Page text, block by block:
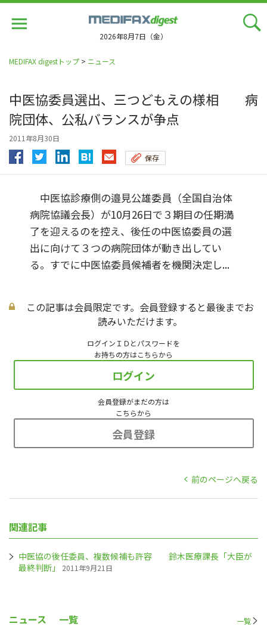
2026年8月7日（金）
MEDIFAX digestトップ > ニュース
中医協委員選出、三つどもえの様相 病
院団体、公私バランスが争点
2011年8月30日
保存
中医協診療側の邉見公雄委員（全国自治体
病院協議会長）が10月26日で３期目の任期満
了を迎えるのを控え、後任の中医協委員の選
出に向けて３つの病院団体が動き出してい
る。すでに中医協委員候補者を機関決定し...
この記事は会員限定です。会員登録すると最後までお
読みいただけます。
ログインＩＤとパスワードを
お持ちの方はこちらから
ログイン
会員登録がまだの方は
こちらから
会員登録
前のページへ戻る
関連記事
中医協の後任委員、複数候補も許容 鈴木医療課長「大臣が
最終判断」
2011年9月21日
ニュース 一覧 一覧